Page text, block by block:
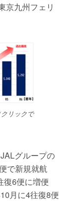
京九州フェリ
リックで
グループの
で新規就航
復6便に増便
月に4往復8便